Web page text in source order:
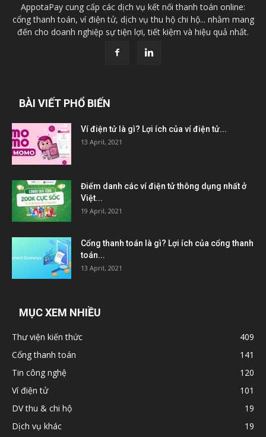
AppotaPay cung cấp các dịch vụ kết nối thanh toán online:
cổng thanh toán, ví điện tử, dịch vụ thu hộ chi hộ... nhằm mang
đến cho doanh nghiệp sự tiện lợi, tiết kiệm và hiệu quả nhất.
BÀI VIẾT PHỔ BIẾN
Ví điện tử là gì? Lợi ích của ví điện tử...
13 April, 2021
Điểm danh các ví điện tử thông dụng nhất ở
Việt...
19 April, 2021
Cổng thanh toán là gì? Lợi ích của cổng thanh
toán...
13 April, 2021
MỤC XEM NHIỀU
Thư viện kiến thức
409
Cổng thanh toán
141
Tin công nghệ
120
Ví điện tử
101
DV thu & chi hộ
19
Dịch vụ khác
19